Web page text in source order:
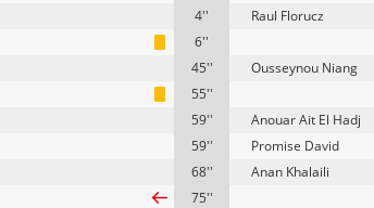
4''
Raul Florucz
6''
45''
Ousseynou Niang
55''
59''
Anouar Ait El Hadj
59''
Promise David
68''
Anan Khalaili
75''